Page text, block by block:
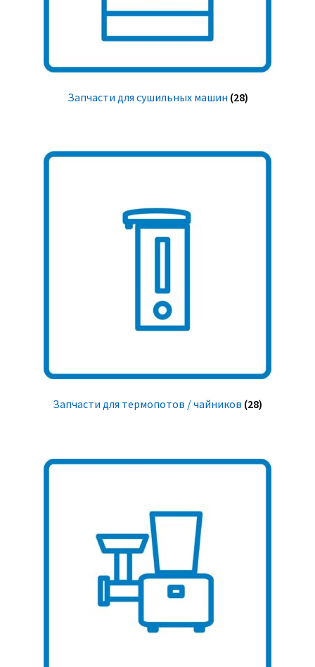
Запчасти для сушильных машин (28)
Запчасти для термопотов / чайников (28)